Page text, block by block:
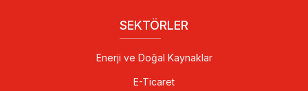
SEKTÖRLER
Enerji ve Doğal Kaynaklar
E-Ticaret